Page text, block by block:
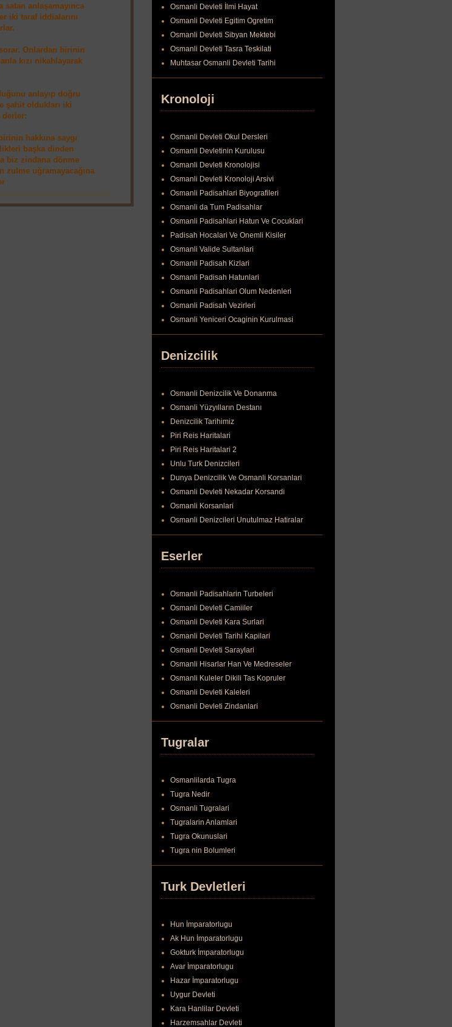
anlaşamayınca
iki taraf iddialarını
Onlardan birinin
kızı nikahlayarak
anlayıp doğru
şahit oldukları iki
derler:
hakkına saygı
başka dinden
biz zindana dönme
uğramayacağına
Osmanli Devleti İlmi Hayat
Osmanli Devleti Egitim Ogretim
Osmanli Devleti Sibyan Mektebi
Osmanli Devleti Tasra Teskilati
Muhtasar Osmanli Devleti Tarihi
Kronoloji
Osmanli Devleti Okul Dersleri
Osmanli Devletinin Kurulusu
Osmanli Devleti Kronolojisi
Osmanli Devleti Kronoloji Arsivi
Osmanli Padisahlari Biyografileri
Osmanli da Tum Padisahlar
Osmanli Padisahlari Hatun Ve Cocuklari
Padisah Hocalari Ve Onemli Kisiler
Osmanli Valide Sultanlari
Osmanli Padisah Kizlari
Osmanli Padisah Hatunlari
Osmanli Padisahlari Olum Nedenleri
Osmanli Padisah Vezirleri
Osmanli Yeniceri Ocaginin Kurulmasi
Denizcilik
Osmanli Denizcilik Ve Donanma
Osmanli Yüzyılların Destanı
Denizcilik Tarihimiz
Piri Reis Haritalari
Piri Reis Haritalari 2
Unlu Turk Denizcileri
Dunya Denizcilik Ve Osmanli Korsanlari
Osmanli Devleti Nekadar Korsandi
Osmanli Korsanlari
Osmanli Denizcileri Unutulmaz Hatiralar
Eserler
Osmanli Padisahlarin Turbeleri
Osmanli Devleti Camiiler
Osmanli Devleti Kara Surlari
Osmanli Devleti Tarihi Kapilari
Osmanli Devleti Saraylari
Osmanli Hisarlar Han Ve Medreseler
Osmanli Kuleler Dikili Tas Kopruler
Osmanli Devleti Kaleleri
Osmanli Devleti Zindanlari
Tugralar
Osmanlilarda Tugra
Tugra Nedir
Osmanli Tugralari
Tugralarin Anlamlari
Tugra Okunuslari
Tugra nin Bolumleri
Turk Devletleri
Hun İmparatorlugu
Ak Hun İmparatorlugu
Gokturk İmparatorlugu
Avar İmparatorlugu
Hazar İmparatorlugu
Uygur Devleti
Kara Hanlilar Devleti
Harzemsahlar Devleti